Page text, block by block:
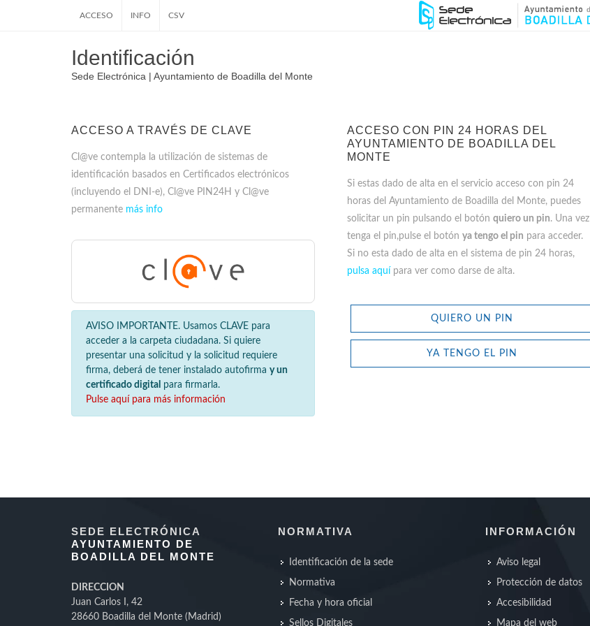
ACCESO INFO CSV
Identificación
Sede Electrónica | Ayuntamiento de Boadilla del Monte
ACCESO A TRAVÉS DE CLAVE
Cl@ve contempla la utilización de sistemas de
identificación basados en Certificados electrónicos
(incluyendo el DNI-e), Cl@ve PIN24H y Cl@ve
permanente más info
AVISO IMPORTANTE. Usamos CLAVE para
acceder a la carpeta ciudadana. Si quiere
presentar una solicitud y la solicitud requiere
firma, deberá de tener instalado autofirma y un
certificado digital para firmarla.
Pulse aquí para más información
ACCESO CON PIN 24 HORAS DEL
AYUNTAMIENTO DE BOADILLA DEL
MONTE
Si estas dado de alta en el servicio acceso con pin 24
horas del Ayuntamiento de Boadilla del Monte, puedes
solicitar un pin pulsando el botón quiero un pin. Una vez
tenga el pin,pulse el botón ya tengo el pin para acceder.
Si no esta dado de alta en el sistema de pin 24 horas,
pulsa aquípara ver como darse de alta.
QUIERO UN PIN
YA TENGO EL PIN
SEDE ELECTRÓNICA
AYUNTAMIENTO DE
BOADILLA DEL MONTE
DIRECCION
Juan Carlos I, 42
28660 Boadilla del Monte (Madrid)
NORMATIVA
Identificación de la sede
Normativa
Fecha y hora oficial
Sellos Digitales
INFORMACIÓN
Aviso legal
Protección de datos
Accesibilidad
Mapa del web